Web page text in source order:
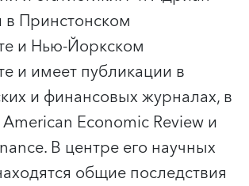
Принстонском
и Нью-Йоркском
и имеет публикации в
и финансовых журналах, в
Economic Review и
В центре его научных
общие последствия